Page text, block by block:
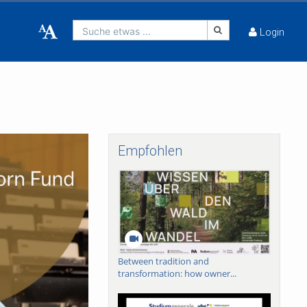
Suche etwas ... Login
Empfohlen
Between tradition and
transformation: how owner...